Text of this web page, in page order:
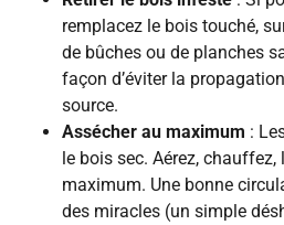
remplacez le bois touché,
de bûches ou de planches
façon d’éviter la
source.
Assécher au maximum :
le bois sec. Aérez, chauffez,
maximum. Une bonne
des miracles (un simple